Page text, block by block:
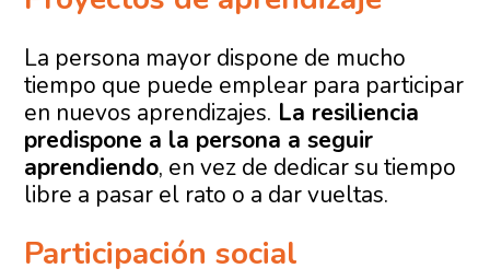
La persona mayor dispone de mucho
tiempo que puede emplear para participar
en nuevos aprendizajes. La resiliencia
predispone a la persona a seguir
aprendiendo, en vez de dedicar su tiempo
libre a pasar el rato o a dar vueltas.
Participación social